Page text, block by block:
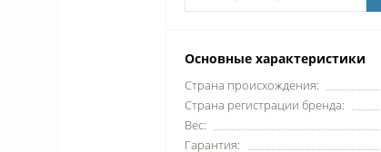
Основные характеристики
Cтрана происхождения:
Cтрана регистрации бренда:
Вес:
Гарантия: